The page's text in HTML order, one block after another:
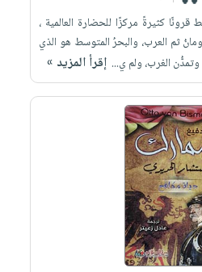
كثيرةً مركزًا للحضارة العالمية ،
ثم العرب، والبحرُ المتوسط هو الذي
الغرب، ولم ي... إقرأ المزيد »